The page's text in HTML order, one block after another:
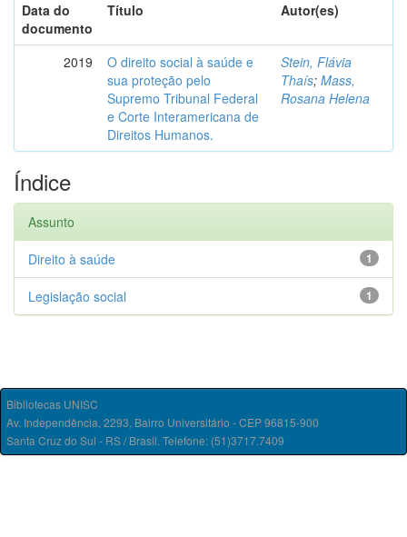
Data do
documento
Título Autor(es)
2019
O direito social à saúde e
sua proteção pelo
Supremo Tribunal Federal
e Corte Interamericana de
Direitos Humanos.
Stein, Flávia
Thaís; Mass,
Rosana Helena
Índice
Assunto
1
Direito à saúde
1
Legislação social
Bibliotecas UNISC
Av. Independência, 2293, Bairro Universitário - CEP 96815-900
Santa Cruz do Sul - RS / Brasil. Telefone: (51)3717.7409